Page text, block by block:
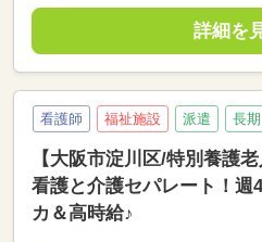
詳細を
看護師 福祉施設 派遣 長期
【大阪市淀川区/特別養護
看護と介護セパレート！週
カ＆高時給♪